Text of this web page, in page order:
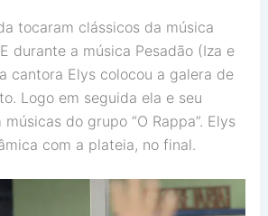
tocaram clássicos da música
durante a música Pesadão (Iza e
cantora Elys colocou a galera de
Logo em seguida ela e seu
do grupo “O Rappa”. Elys
com a plateia, no final.